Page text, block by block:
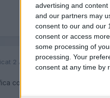
advertising and
and our partners may
consent to our and our
consent or access
some processing of
processing. Your
consent at any time by
2 Aprilie, 2014 (modificat)
comunicatia dintre ABS si IC.